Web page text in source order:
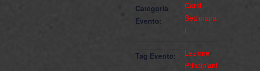
Categoria
Evento:
Corsi
Settimanal
i
Tag Evento:
Lezione
Principiant